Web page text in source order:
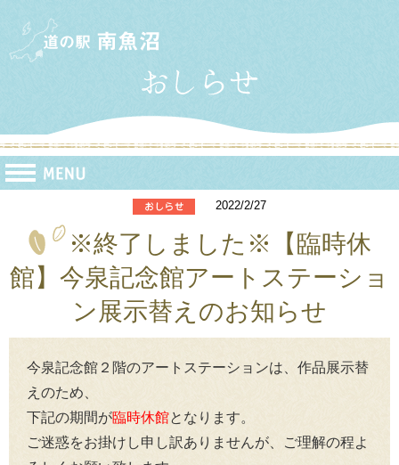
2022/2/27
※終了しました※【臨時休
館】今泉記念館アートステーショ
ン展示替えのお知らせ
今泉記念館２階のアートステーションは、作品展示替
えのため、
下記の期間が臨時休館となります。
ご迷惑をお掛けし申し訳ありませんが、ご理解の程よ